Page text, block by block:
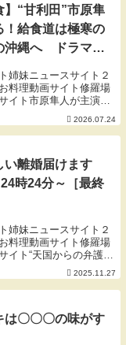
】“甘利田”市原隼
！給食道は極寒の
沖縄へ ドラマ
姉妹ニュースサイト２
料理動画サイト修羅場
イト市原隼人が主演を
メディドラマ「おいし
ン「おいしい給食
ビ神奈川、TOKYO
2026.07.24
い離婚届けます
時24分～［最終
姉妹ニュースサイト２
料理動画サイト修羅場
イト“天国からの弁護依
は、もうすぐこの世か
だから、唯一の心残り
に託したいと思ってい
2025.11.27
は〇〇〇の味がす